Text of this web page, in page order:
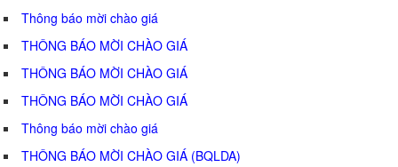
Thông báo mời chào giá
THÔNG BÁO MỜI CHÀO GIÁ
THÔNG BÁO MỜI CHÀO GIÁ
THÔNG BÁO MỜI CHÀO GIÁ
Thông báo mời chào giá
THÔNG BÁO MỜI CHÀO GIÁ (BQLDA)